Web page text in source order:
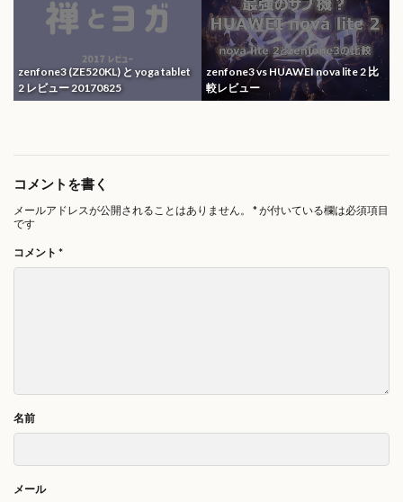
zenfone3 (ZE520KL) と yoga tablet
2 レビュー 20170825
zenfone3 vs HUAWEI nova lite 2 比
較レビュー
コメントを書く
メールアドレスが公開されることはありません。 *が付いている欄は必須項目
です
コメント *
名前
メール